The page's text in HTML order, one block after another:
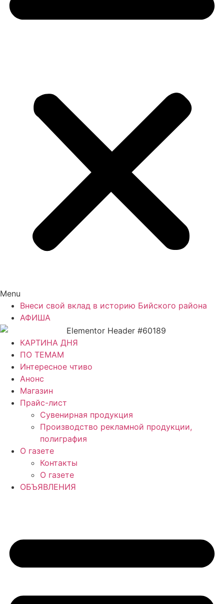
Menu
Внеси свой вклад в историю Бийского района
АФИША
КАРТИНА ДНЯ
ПО ТЕМАМ
Интересное чтиво
Анонс
Магазин
Прайс-лист
Сувенирная продукция
Производство рекламной продукции,
полиграфия
О газете
Контакты
О газете
ОБЪЯВЛЕНИЯ